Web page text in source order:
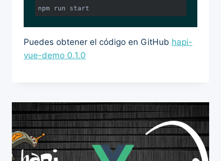
npm run start
Puedes obtener el código en GitHub hapi-
vue-demo 0.1.0